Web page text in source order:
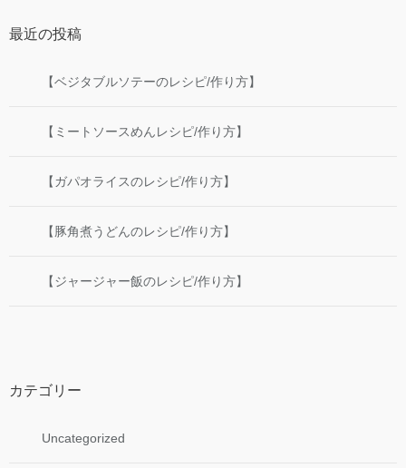
最近の投稿
【ベジタブルソテーのレシピ/作り方】
【ミートソースめんレシピ/作り方】
【ガパオライスのレシピ/作り方】
【豚角煮うどんのレシピ/作り方】
【ジャージャー飯のレシピ/作り方】
カテゴリー
Uncategorized